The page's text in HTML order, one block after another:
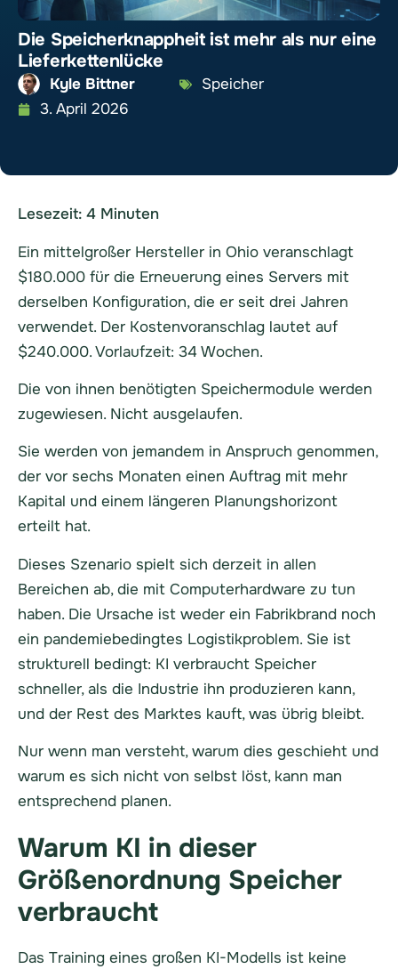
Die Speicherknappheit ist mehr als nur eine
Lieferkettenlücke
Kyle Bittner
Speicher
3. April 2026
Lesezeit: 4 Minuten
Ein mittelgroßer Hersteller in Ohio veranschlagt
$180.000 für die Erneuerung eines Servers mit
derselben Konfiguration, die er seit drei Jahren
verwendet. Der Kostenvoranschlag lautet auf
$240.000. Vorlaufzeit: 34 Wochen.
Die von ihnen benötigten Speichermodule werden
zugewiesen. Nicht ausgelaufen.
Sie werden von jemandem in Anspruch genommen,
der vor sechs Monaten einen Auftrag mit mehr
Kapital und einem längeren Planungshorizont
erteilt hat.
Dieses Szenario spielt sich derzeit in allen
Bereichen ab, die mit Computerhardware zu tun
haben. Die Ursache ist weder ein Fabrikbrand noch
ein pandemiebedingtes Logistikproblem. Sie ist
strukturell bedingt: KI verbraucht Speicher
schneller, als die Industrie ihn produzieren kann,
und der Rest des Marktes kauft, was übrig bleibt.
Nur wenn man versteht, warum dies geschieht und
warum es sich nicht von selbst löst, kann man
entsprechend planen.
Warum KI in dieser
Größenordnung Speicher
verbraucht
Das Training eines großen KI-Modells ist keine